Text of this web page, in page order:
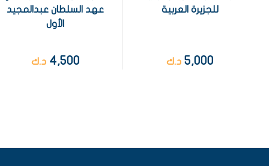
للجزيرة العربية
5,000 د.ك
عهد السلطان عبدالمجيد
الأول
4,500 د.ك